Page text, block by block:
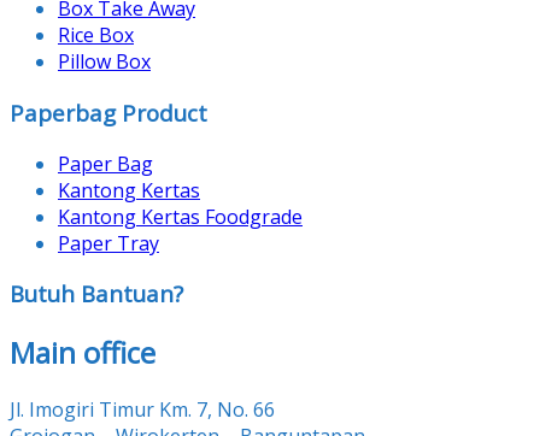
Box Take Away
Rice Box
Pillow Box
Paperbag Product
Paper Bag
Kantong Kertas
Kantong Kertas Foodgrade
Paper Tray
Butuh Bantuan?
Main office
Jl. Imogiri Timur Km. 7, No. 66